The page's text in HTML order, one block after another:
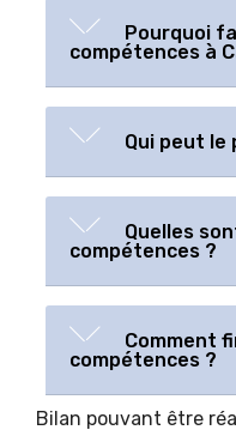
Pourquoi
compétences à
Qui peut le
Quelles
compétences ?
Comment
compétences ?
Bilan pouvant être